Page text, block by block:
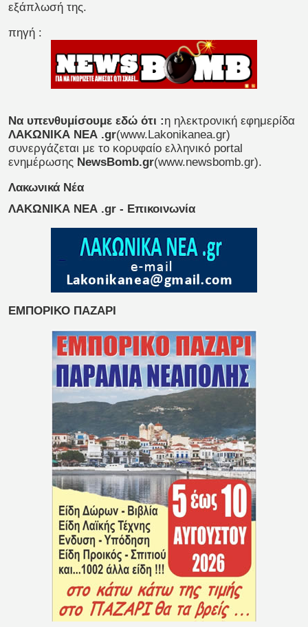
εξάπλωσή της.
πηγή :
Να υπενθυμίσουμε εδώ ότι :η ηλεκτρονική εφημερίδα
ΛΑΚΩΝΙΚΑ ΝΕΑ .gr(www.Lakonikanea.gr)
συνεργάζεται με το κορυφαίο ελληνικό portal
ενημέρωσης NewsBomb.gr(www.newsbomb.gr).
Λακωνικά Νέα
ΛΑΚΩΝΙΚΑ ΝΕΑ .gr - Επικοινωνία
ΕΜΠΟΡΙΚΟ ΠΑΖΑΡΙ